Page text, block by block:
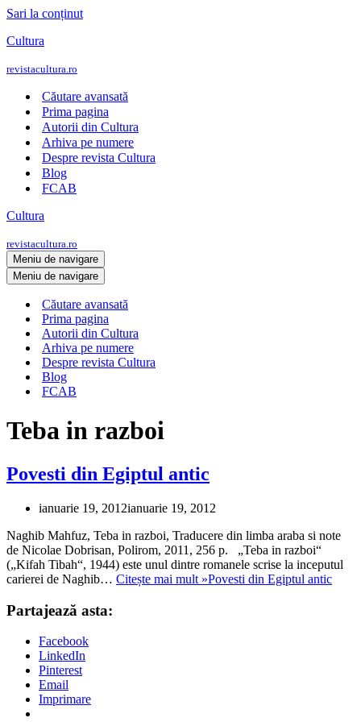
Sari la conținut
Cultura
revistacultura.ro
Căutare avansată
Prima pagina
Autorii din Cultura
Arhiva pe numere
Despre revista Cultura
Blog
FCAB
Cultura
revistacultura.ro
Meniu de navigare
Meniu de navigare
Căutare avansată
Prima pagina
Autorii din Cultura
Arhiva pe numere
Despre revista Cultura
Blog
FCAB
Teba in razboi
Povesti din Egiptul antic
ianuarie 19, 2012ianuarie 19, 2012
Naghib Mahfuz, Teba in razboi, Traducere din limba araba si note
de Nicolae Dobrisan, Polirom, 2011, 256 p. „Teba in razboi“
(„Kifah Tibah“, 1944) este unul dintre romanele scrise la inceputul
carierei de Naghib… Citește mai mult »Povesti din Egiptul antic
Partajează asta:
Facebook
LinkedIn
Pinterest
Email
Imprimare